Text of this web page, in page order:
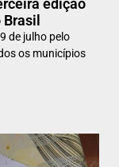
edição
de julho pelo
os municípios